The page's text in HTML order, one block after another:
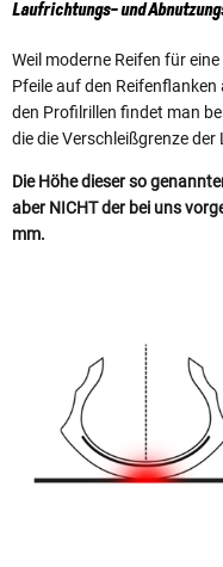
Laufrichtungs- und
Weil moderne Reifen für
Pfeile auf den
den Profilrillen findet man
die die Verschleißgrenze
Die Höhe dieser so
aber NICHT der bei uns
mm.